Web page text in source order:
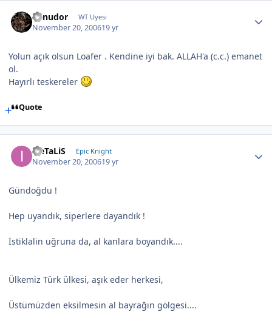
hanudor WT Uyesi
November 20, 200619 yr
Yolun açık olsun Loafer . Kendine iyi bak. ALLAH'a (c.c.) emanet
ol.
Hayırlı teskereler
Quote
iLeTaLiS Epic Knight
November 20, 200619 yr
Gündoğdu !
Hep uyandık, siperlere dayandık !
İstiklalin uğruna da, al kanlara boyandık....
Ülkemiz Türk ülkesi, aşık eder herkesi,
Üstümüzden eksilmesin al bayrağın gölgesi....